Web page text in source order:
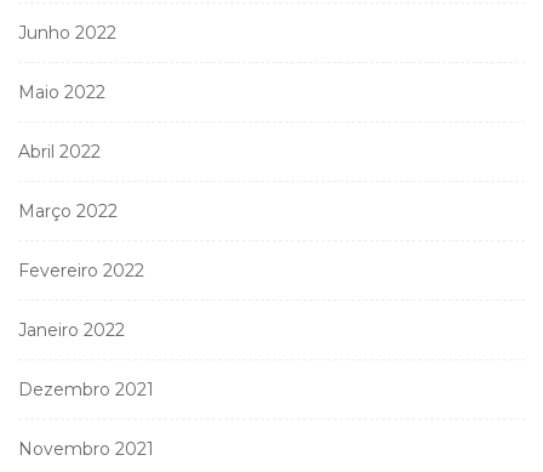
Junho 2022
Maio 2022
Abril 2022
Março 2022
Fevereiro 2022
Janeiro 2022
Dezembro 2021
Novembro 2021